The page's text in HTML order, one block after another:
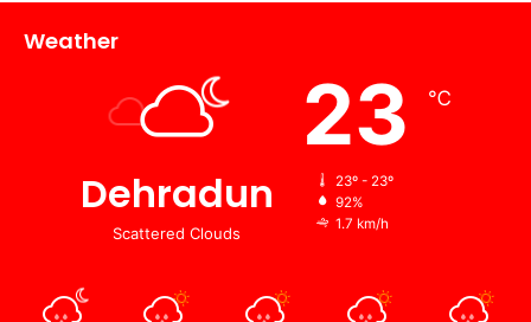
Weather
Dehradun
Scattered Clouds
23 ℃
23º - 23º
92%
1.7 km/h